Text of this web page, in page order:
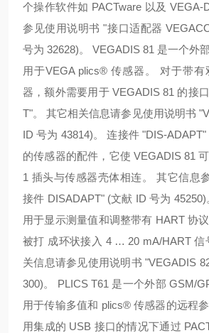
个操作软件如 PACTware 以及 VEGA-
参见使用说明书 "接口适配器
号为 32628)。 VEGADIS 81 是一个外
用于VEGA plics® 传感器。 对于带
器，额外需要用于 VEGADIS 81 的接
T"。 其它相关信息请参见使用说明书
ID 号为 43814)。 连接件 "DIS-
的传感器的配件，它使 VEGADIS 81
1 插头与传感器壳体相连。 其它信息
接件 DISADAPT" (文献 ID 号为
用于显示测量值和调整带有 HART 协
被打 成环状接入 4 … 20 mA/HART 信
关信息请参见使用说明书 "VEGADIS
300)。 PLICS T61 是一个外部 GSM/
用于传输多值和 plics® 传感器的远程
用集成的 USB 接口的情况下通过